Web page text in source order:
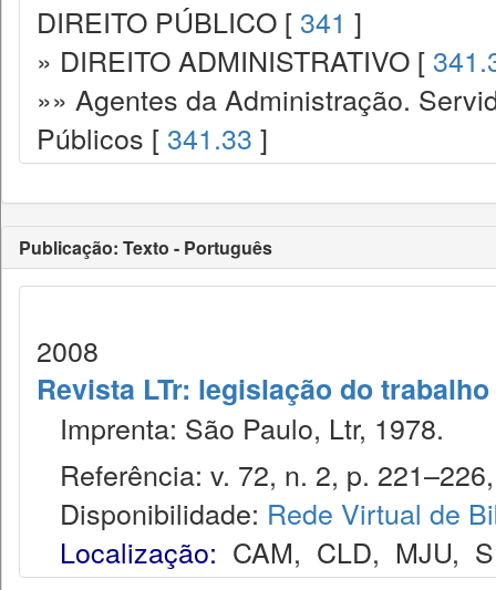
DIREITO PÚBLICO [ 341 ]
» DIREITO ADMINISTRATIVO [
»» Agentes da Administração.
Públicos [ 341.33 ]
Publicação: Texto - Português
2008
Revista LTr: legislação do trabalho
Imprenta: São Paulo, Ltr, 1978.
Referência: v. 72, n. 2, p.
Disponibilidade: Rede Virtual de
Localização: CAM, CLD, MJU,